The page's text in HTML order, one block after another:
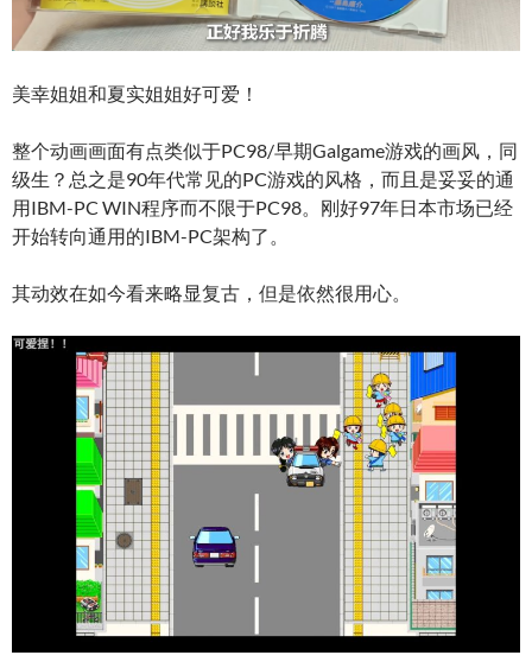
美幸姐姐和夏实姐姐好可爱！
整个动画画面有点类似于PC98/早期Galgame游戏的画风，同
级生？总之是90年代常见的PC游戏的风格，而且是妥妥的通
用IBM-PC WIN程序而不限于PC98。刚好97年日本市场已经
开始转向通用的IBM-PC架构了。
其动效在如今看来略显复古，但是依然很用心。